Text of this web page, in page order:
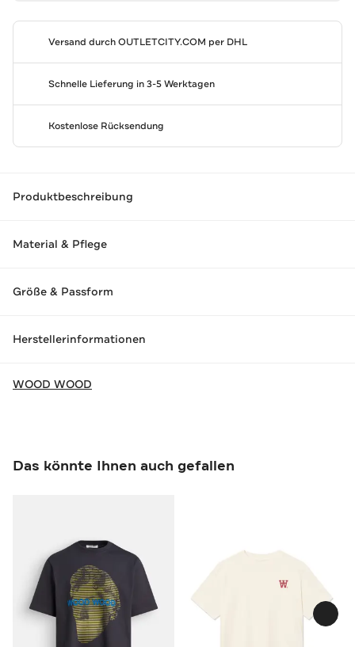
Versand durchOUTLETCITY.COM per DHL
Schnelle Lieferung in 3-5 Werktagen
Kostenlose Rücksendung
Produktbeschreibung
Material & Pflege
Größe & Passform
Herstellerinformationen
WOOD WOOD
Das könnte Ihnen auch gefallen